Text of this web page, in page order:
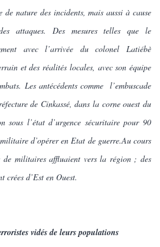
de nature des incidents, mais aussi à cause
attaques. Des mesures telles que le
avec l’arrivée du colonel Latiébè
et des réalités locales, avec son équipe
Les antécédents comme l’embuscade
de Cinkassé, dans la corne ouest du
sous l’état d’urgence sécuritaire pour 90
d’opérer en Etat de guerre.Au cours
de militaires affluaient vers la région ; des
crées d’Est en Ouest.
vidés de leurs populations